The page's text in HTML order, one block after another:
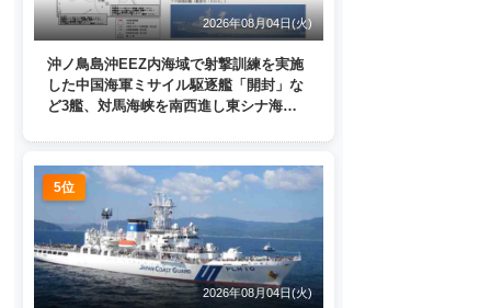
2026年08月04日(火)
沖ノ鳥島沖EEZ内海域で射撃訓練を実施
した中国海軍ミサイル駆逐艦「開封」な
ど3艦、対馬海峡を南西進し東シナ海
5位
2026年08月04日(火)